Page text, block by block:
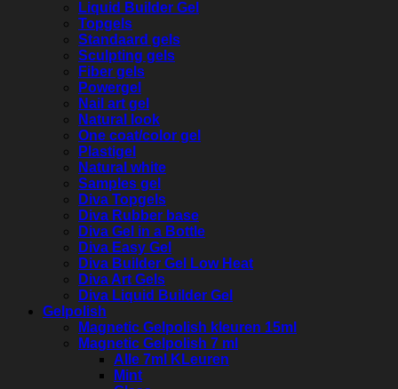
Liquid Builder Gel
Topgels
Standaard gels
Sculpting gels
Fiber gels
Powergel
Nail art gel
Natural look
One coat/color gel
Plastigel
Natural white
Samples gel
Diva Topgels
Diva Rubber base
Diva Gel in a Bottle
Diva Easy Gel
Diva Builder Gel Low Heat
Diva Art Gels
Diva Liquid Builder Gel
Gelpolish
Magnetic Gelpolish kleuren 15ml
Magnetic Gelpolish 7 ml
Alle 7ml KLeuren
Mint